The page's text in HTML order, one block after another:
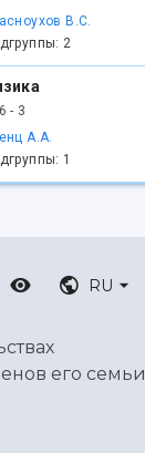
В.С.
2
- 3
А.А.
1
RU
его семьи